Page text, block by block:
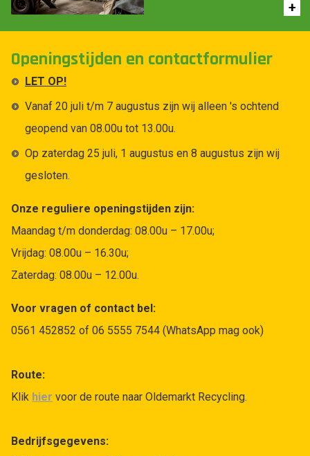
Openingstijden en contactformulier
LET OP!
Vanaf 20 juli t/m 7 augustus zijn wij alleen 's ochtend
geopend van 08.00u tot 13.00u.
Op zaterdag 25 juli, 1 augustus en 8 augustus zijn wij
gesloten.
Onze reguliere openingstijden zijn:
Maandag t/m donderdag: 08.00u – 17.00u;
Vrijdag: 08.00u – 16.30u;
Zaterdag: 08.00u – 12.00u.
Voor vragen of contact bel:
0561 452852 of 06 5555 7544 (WhatsApp mag ook)
Route:
Klik hier voor de route naar Oldemarkt Recycling.
Bedrijfsgegevens: